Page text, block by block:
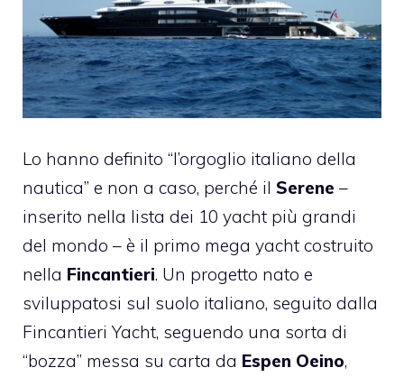
Lo hanno definito “l’orgoglio italiano della
nautica” e non a caso, perché il Serene –
inserito nella lista dei 10 yacht più grandi
del mondo – è il primo mega yacht costruito
nella Fincantieri. Un progetto nato e
sviluppatosi sul suolo italiano, seguito dalla
Fincantieri Yacht, seguendo una sorta di
“bozza” messa su carta da Espen Oeino,